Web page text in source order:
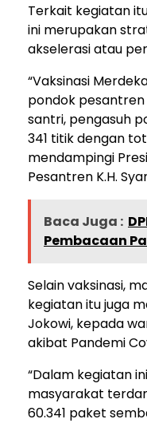
Terkait kegiatan
ini merupakan
akselerasi atau
“Vaksinasi
pondok
santri, pengasuh
341 titik dengan
mendampingi
Pesantren K.H.
Baca Juga :
Pembacaan
Selain vaksinasi,
kegiatan itu juga
Jokowi, kepada
akibat Pandemi
“Dalam kegiatan
masyarakat
60.341 paket